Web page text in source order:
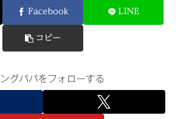
Facebook LINE
コピー
グパパをフォローする